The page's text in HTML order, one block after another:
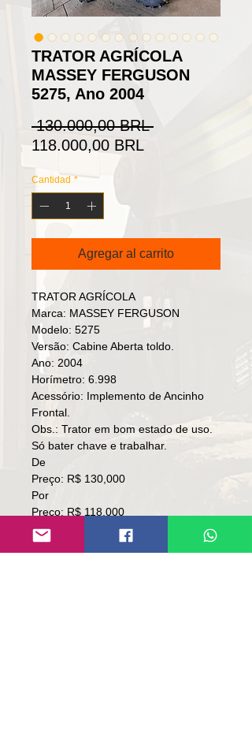
TRATOR AGRÍCOLA
MASSEY FERGUSON
5275, Ano 2004
130.000,00 BRL Precio
118.000,00 BRL
Cantidad *
Agregar al carrito
TRATOR AGRÍCOLA
Marca: MASSEY FERGUSON
Modelo: 5275
Versão: Cabine Aberta toldo.
Ano: 2004
Horímetro: 6.998
Acessório: Implemento de Ancinho
Frontal.
Obs.: Trator em bom estado de uso.
Só bater chave e trabalhar.
De
Preço: R$ 130,000
Por
Preço: R$ 118,000
Local: RS
👉🏻SEM TROCA.